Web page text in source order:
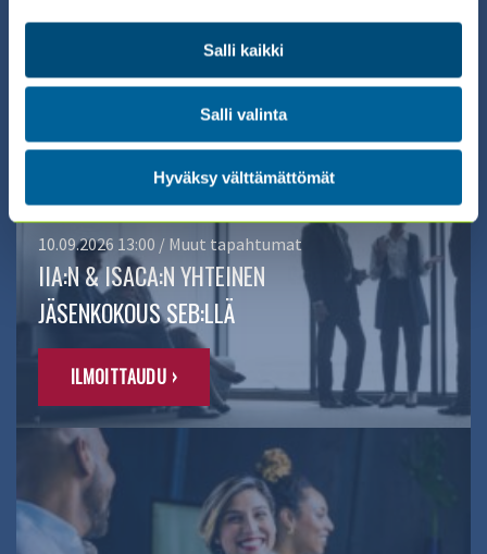
Salli kaikki
Salli valinta
Hyväksy välttämättömät
ILMOITTAUDU ›
10.09.2026 13:00 / Muut tapahtumat
IIA:N & ISACA:N YHTEINEN
JÄSENKOKOUS SEB:LLÄ
ILMOITTAUDU ›